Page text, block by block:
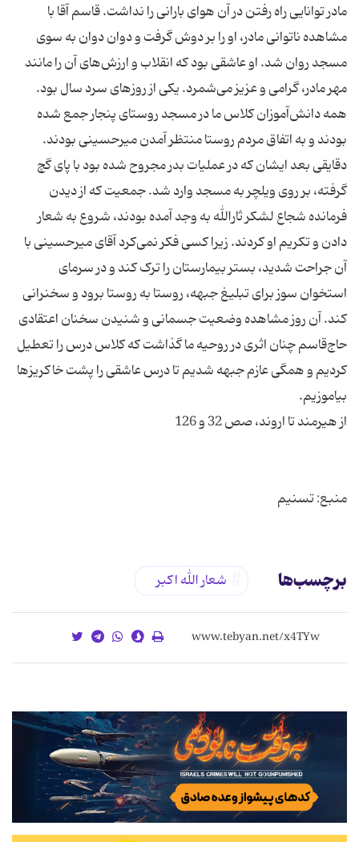
مادر توانایی راه رفتن در آن هوای بارانی را نداشت. قاسم آقا با
مشاهده ناتوانی مادر، او را بر دوش گرفت و دوان دوان به سوی
مسجد روان شد. او عاشقی بود که انقلاب و ارزش‌های آن را مانند
مهر مادر، گرامی و عزیز می‌شمرد. یکی از روزهای سرد سال بود.
همه دانش‌آموزان کلاس ما در مسجد روستای پنجار جمع شده
بودند و به اتفاق مردم روستا منتظر آمدن میرحسینی بودند.
دقایقی بعد ایشان که در عملیات بدر مجروح شده بود با پای گچ
گرفته، بر روی ویلچر به مسجد وارد شد. جمعیت که از دیدن
فرمانده شجاع لشکر ثارالله به وجد آمده بودند، شروع به شعار
دادن و تکریم او کردند. زیرا کسی فکر نمی‌کرد آقای میرحسینی با
آن جراحت شدید، بستر بیمارستان را ترک کند و در سرمای
استخوان سوز برای تبلیغ جبهه، روستا به روستا برود و سخنرانی
کند. آن روز مشاهده وضعیت جسمانی و شنیدن سخنان اعتقادی
حاج‌قاسم چنان اثری در روحیه ما گذاشت که کلاس درس را تعطیل
کردیم و همگی عازم جبهه شدیم تا درس عاشقی را پشت خاکریزها
منبع: تسنیم
برچسب‌ها شعار الله اکبر